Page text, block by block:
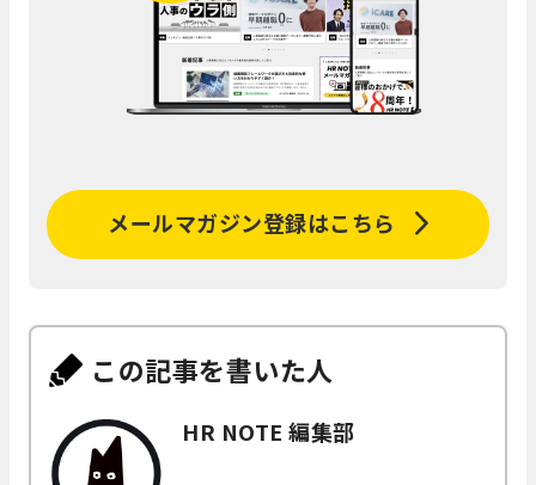
メールマガジン登録はこちら
この記事を書いた人
HR NOTE 編集部